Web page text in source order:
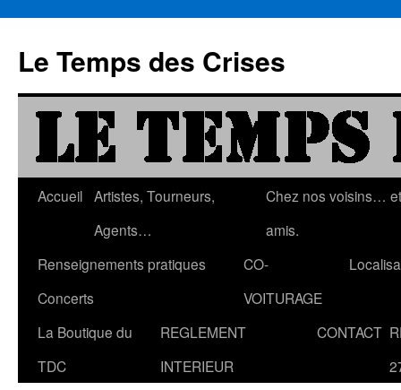
contenu
Le Temps des Crises
Accueil Artistes, Tourneurs,
Agents…
Chez nos voisins… et
amis.
Renseignements pratiques
Concerts
CO-
VOITURAGE
La Boutique du
TDC
REGLEMENT
INTERIEUR
CONTACT